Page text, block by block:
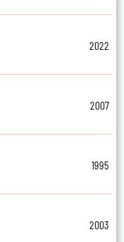
2022
2007
1995
2003